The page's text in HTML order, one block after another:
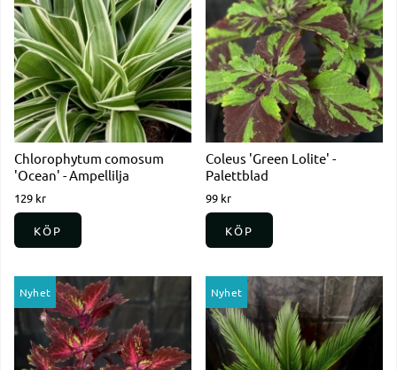
Chlorophytum comosum
'Ocean' - Ampellilja
129 kr
KÖP
Coleus 'Green Lolite' -
Palettblad
99 kr
KÖP
Nyhet Nyhet